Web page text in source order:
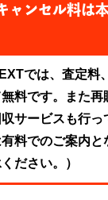
ャンセル料は
では、査定料
料です。また再
サービスも行っ
料でのご案内と
ださい。）